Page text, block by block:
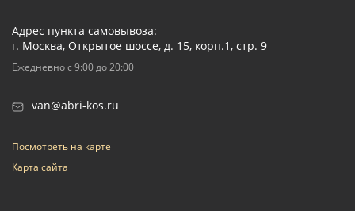
Адрес пункта самовывоза:
г. Москва, Открытое шоссе, д. 15, корп.1, стр. 9
Ежедневно с 9:00 до 20:00
van@abri-kos.ru
Посмотреть на карте
Карта сайта